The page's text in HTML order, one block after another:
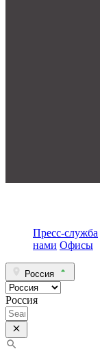
Пресс-служба
нами Офисы
Россия
Россия